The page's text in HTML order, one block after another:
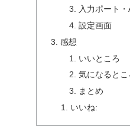
入力ポート
設定画面
感想
いいところ
気になるとこ
まとめ
いいね: